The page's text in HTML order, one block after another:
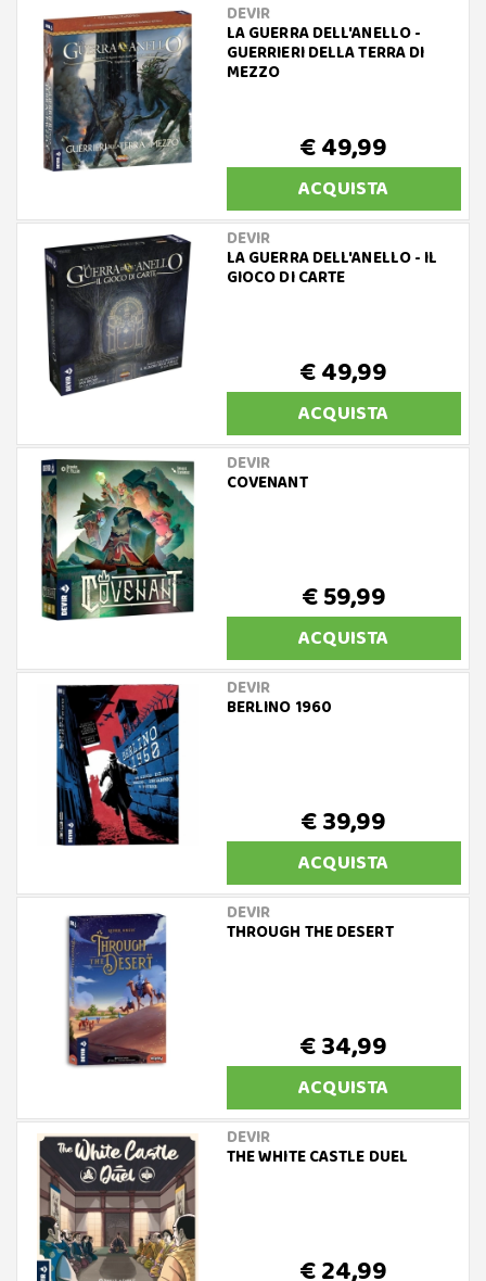
DEVIR
LA GUERRA DELL'ANELLO -
GUERRIERI DELLA TERRA DI
MEZZO
€ 49,99
ACQUISTA
DEVIR
LA GUERRA DELL'ANELLO - IL
GIOCO DI CARTE
€ 49,99
ACQUISTA
DEVIR
COVENANT
€ 59,99
ACQUISTA
DEVIR
BERLINO 1960
€ 39,99
ACQUISTA
DEVIR
THROUGH THE DESERT
€ 34,99
ACQUISTA
DEVIR
THE WHITE CASTLE DUEL
€ 24,99